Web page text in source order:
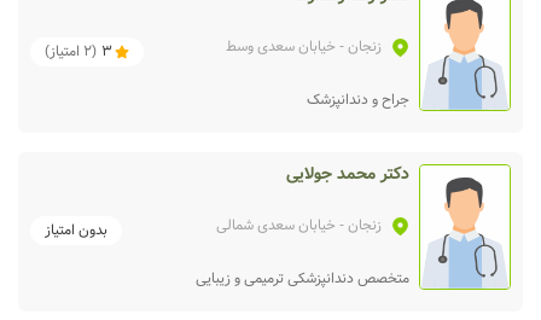
زنجان- خیابان سعدی وسط 3
(
2 امتیاز)
جراح و دندانپزشک
دکتر محمد جولایی
زنجان- خیابان سعدی شمالی بدون امتیاز
متخصص دندانپزشکی ترمیمی و زیبایی